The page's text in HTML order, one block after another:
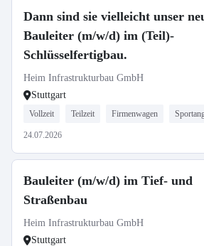
Dann sind sie vielleicht unser
Bauleiter (m/w/d) im (Teil)-
Schlüsselfertigbau.
Heim Infrastrukturbau GmbH
Stuttgart
Vollzeit Teilzeit Firmenwagen
24.07.2026
Bauleiter (m/w/d) im Tief- und
Straßenbau
Heim Infrastrukturbau GmbH
Stuttgart